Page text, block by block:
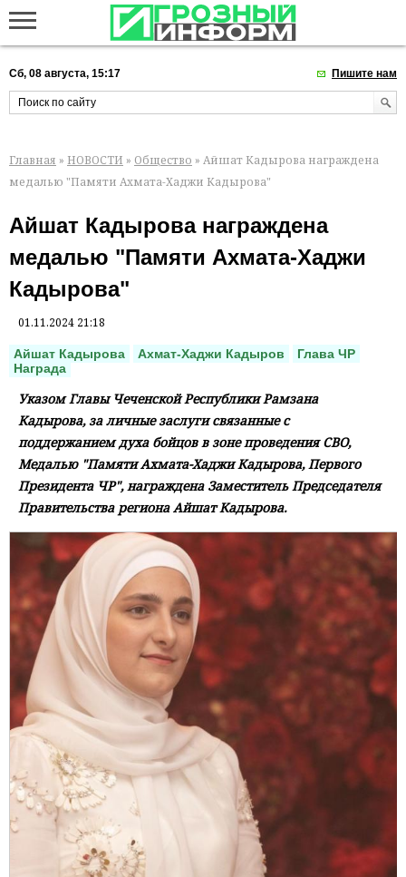
Сб, 08 августа, 15:17 Пишите нам
Главная » НОВОСТИ » Общество » Айшат Кадырова награждена
медалью "Памяти Ахмата-Хаджи Кадырова"
Айшат Кадырова награждена
медалью "Памяти Ахмата-Хаджи
Кадырова"
01.11.2024 21:18
Айшат Кадырова Ахмат-Хаджи Кадыров
Глава ЧР
Награда
Указом Главы Чеченской Республики Рамзана
Кадырова, за личные заслуги связанные с
поддержанием духа бойцов в зоне проведения СВО,
Медалью "Памяти Ахмата-Хаджи Кадырова, Первого
Президента ЧР", награждена Заместитель Председателя
Правительства региона Айшат Кадырова.